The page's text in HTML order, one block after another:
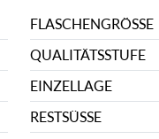
FLASCHENGRÖSSE
QUALITÄTSSTUFE
EINZELLAGE
RESTSÜSSE